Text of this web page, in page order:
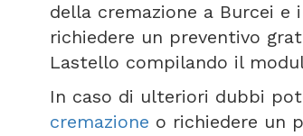
della cremazione a Burcei
richiedere un preventivo
Lastello compilando il
In caso di ulteriori dubbi
cremazione o richiedere un